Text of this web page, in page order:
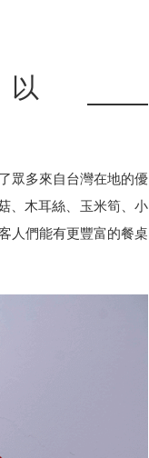
以
眾多來自台灣在地的優
、木耳絲、玉米筍、小
人們能有更豐富的餐桌